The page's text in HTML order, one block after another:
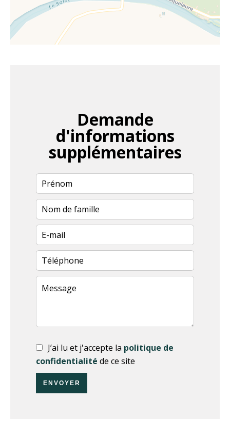
Demande
d'informations
supplémentaires
J’ai lu et j'accepte la politique de
confidentialité de ce site
ENVOYER